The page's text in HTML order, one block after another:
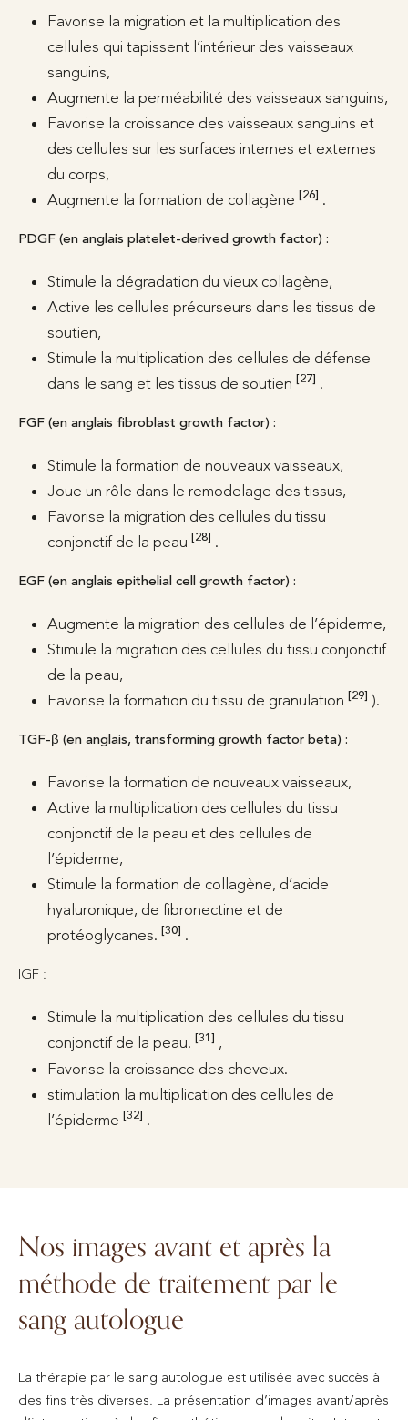
Favorise la migration et la multiplication des
cellules qui tapissent l’intérieur des vaisseaux
sanguins,
Augmente la perméabilité des vaisseaux sanguins,
Favorise la croissance des vaisseaux sanguins et
des cellules sur les surfaces internes et externes
du corps,
Augmente la formation de collagène [26] .
PDGF (en anglais platelet-derived growth factor) :
Stimule la dégradation du vieux collagène,
Active les cellules précurseurs dans les tissus de
soutien,
Stimule la multiplication des cellules de défense
dans le sang et les tissus de soutien [27] .
FGF (en anglais fibroblast growth factor) :
Stimule la formation de nouveaux vaisseaux,
Joue un rôle dans le remodelage des tissus,
Favorise la migration des cellules du tissu
conjonctif de la peau [28] .
EGF (en anglais epithelial cell growth factor) :
Augmente la migration des cellules de l’épiderme,
Stimule la migration des cellules du tissu conjonctif
de la peau,
Favorise la formation du tissu de granulation [29] ).
TGF-β (en anglais, transforming growth factor beta) :
Favorise la formation de nouveaux vaisseaux,
Active la multiplication des cellules du tissu
conjonctif de la peau et des cellules de
l’épiderme,
Stimule la formation de collagène, d’acide
hyaluronique, de fibronectine et de
protéoglycanes. [30] .
IGF :
Stimule la multiplication des cellules du tissu
conjonctif de la peau. [31] ,
Favorise la croissance des cheveux.
stimulation la multiplication des cellules de
l’épiderme [32] .
Nos images avant et après la
méthode de traitement par le
sang autologue
La thérapie par le sang autologue est utilisée avec succès à
des fins très diverses. La présentation d’images avant/après